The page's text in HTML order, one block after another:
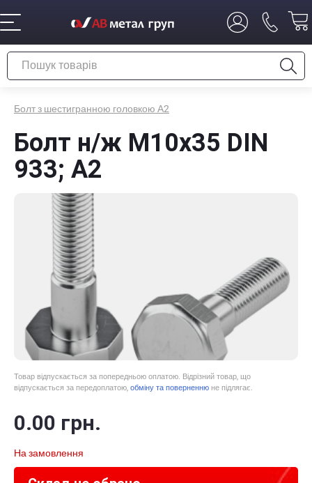
Болт з шестигранною головкою А2
Болт н/ж М10х35 DIN
933; А2
Товар відпускається за попередньою оплатою. Відрізний товар, що
відпускається за передоплатою, обміну та поверненню не підлягає.
0.00 грн.
На замовлення